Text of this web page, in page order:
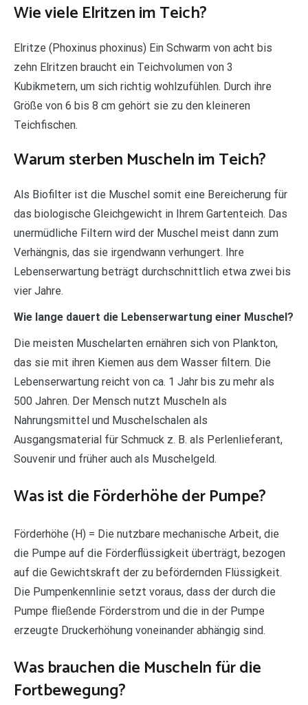
Wie viele Elritzen im Teich?
Elritze (Phoxinus phoxinus) Ein Schwarm von acht bis
zehn Elritzen braucht ein Teichvolumen von 3
Kubikmetern, um sich richtig wohlzufühlen. Durch ihre
Größe von 6 bis 8 cm gehört sie zu den kleineren
Teichfischen.
Warum sterben Muscheln im Teich?
Als Biofilter ist die Muschel somit eine Bereicherung für
das biologische Gleichgewicht in Ihrem Gartenteich. Das
unermüdliche Filtern wird der Muschel meist dann zum
Verhängnis, das sie irgendwann verhungert. Ihre
Lebenserwartung beträgt durchschnittlich etwa zwei bis
vier Jahre.
Wie lange dauert die Lebenserwartung einer Muschel?
Die meisten Muschelarten ernähren sich von Plankton,
das sie mit ihren Kiemen aus dem Wasser filtern. Die
Lebenserwartung reicht von ca. 1 Jahr bis zu mehr als
500 Jahren. Der Mensch nutzt Muscheln als
Nahrungsmittel und Muschelschalen als
Ausgangsmaterial für Schmuck z. B. als Perlenlieferant,
Souvenir und früher auch als Muschelgeld.
Was ist die Förderhöhe der Pumpe?
Förderhöhe (H) = Die nutzbare mechanische Arbeit, die
die Pumpe auf die Förderflüssigkeit überträgt, bezogen
auf die Gewichtskraft der zu befördernden Flüssigkeit.
Die Pumpenkennlinie setzt voraus, dass der durch die
Pumpe fließende Förderstrom und die in der Pumpe
erzeugte Druckerhöhung voneinander abhängig sind.
Was brauchen die Muscheln für die
Fortbewegung?